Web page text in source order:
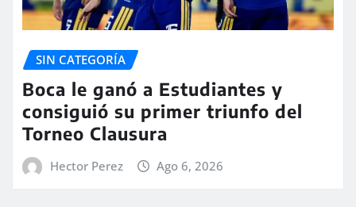
SIN CATEGORÍA
Boca le ganó a Estudiantes y
consiguió su primer triunfo del
Torneo Clausura
Hector Perez Ago 6, 2026